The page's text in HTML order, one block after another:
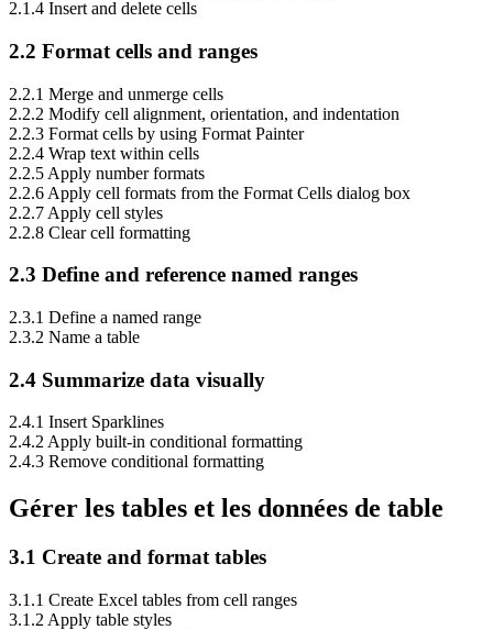
2.1.4 Insert and delete cells
2.2 Format cells and ranges
2.2.1 Merge and unmerge cells
2.2.2 Modify cell alignment, orientation, and indentation
2.2.3 Format cells by using Format Painter
2.2.4 Wrap text within cells
2.2.5 Apply number formats
2.2.6 Apply cell formats from the Format Cells dialog box
2.2.7 Apply cell styles
2.2.8 Clear cell formatting
2.3 Define and reference named ranges
2.3.1 Define a named range
2.3.2 Name a table
2.4 Summarize data visually
2.4.1 Insert Sparklines
2.4.2 Apply built-in conditional formatting
2.4.3 Remove conditional formatting
Gérer les tables et les données de table
3.1 Create and format tables
3.1.1 Create Excel tables from cell ranges
3.1.2 Apply table styles